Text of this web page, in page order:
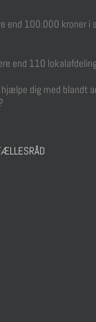
end 100.000 kroner
end 110
hjælpe dig med blandt